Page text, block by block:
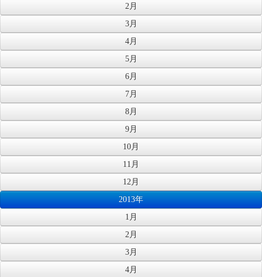
2月
3月
4月
5月
6月
7月
8月
9月
10月
11月
12月
2013年
1月
2月
3月
4月